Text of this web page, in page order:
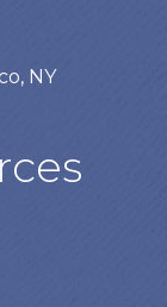
NY